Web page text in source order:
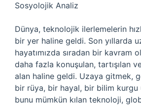
Sosyolojik Analiz
Dünya, teknolojik ilerlemelerin
bir yer haline geldi. Son yıllarda
hayatımızda sıradan bir kavram
daha fazla konuşulan, tartışılan
alan haline geldi. Uzaya gitmek,
bir rüya, bir hayal, bir bilim kurgu
bunu mümkün kılan teknoloji,